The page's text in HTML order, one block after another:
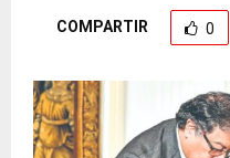
COMPARTIR 0